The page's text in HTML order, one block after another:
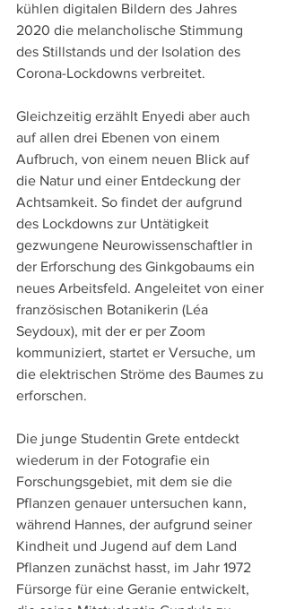
kühlen digitalen Bildern des Jahres
2020 die melancholische Stimmung
des Stillstands und der Isolation des
Corona-Lockdowns verbreitet.
Gleichzeitig erzählt Enyedi aber auch
auf allen drei Ebenen von einem
Aufbruch, von einem neuen Blick auf
die Natur und einer Entdeckung der
Achtsamkeit. So findet der aufgrund
des Lockdowns zur Untätigkeit
gezwungene Neurowissenschaftler in
der Erforschung des Ginkgobaums ein
neues Arbeitsfeld. Angeleitet von einer
französischen Botanikerin (Léa
Seydoux), mit der er per Zoom
kommuniziert, startet er Versuche, um
die elektrischen Ströme des Baumes zu
erforschen.
Die junge Studentin Grete entdeckt
wiederum in der Fotografie ein
Forschungsgebiet, mit dem sie die
Pflanzen genauer untersuchen kann,
während Hannes, der aufgrund seiner
Kindheit und Jugend auf dem Land
Pflanzen zunächst hasst, im Jahr 1972
Fürsorge für eine Geranie entwickelt,